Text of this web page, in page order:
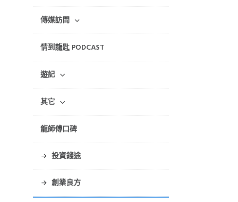
傳媒訪問
情到龍匙 PODCAST
遊記
其它
龍師傅口碑
投資錢途
創業良方